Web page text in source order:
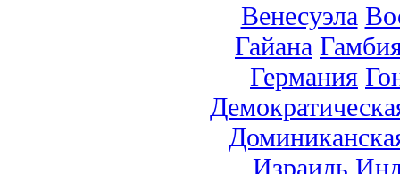
Венесуэла
Гайана
Германия
Израиль